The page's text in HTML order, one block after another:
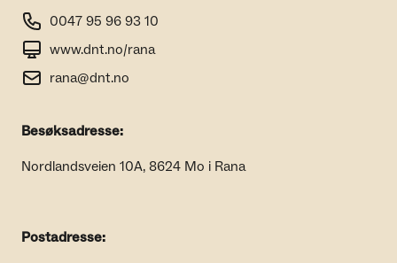
0047 95 96 93 10
www.dnt.no/rana
rana@dnt.no
Besøksadresse:
Nordlandsveien 10A, 8624 Mo i Rana
Postadresse: